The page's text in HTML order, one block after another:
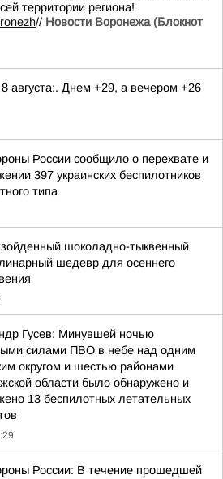
территории региона!
// Новости Воронежа (Блокнот
августа:. Днем +29, а вечером +26
России сообщило о перехвате и
397 украинских беспилотников
типа
шоколадно-тыквенный
шедевр для осеннего
Гусев: Минувшей ночью
силами ПВО в небе над одним
округом и шестью районами
области было обнаружено и
13 беспилотных летательных
России: В течение прошедшей